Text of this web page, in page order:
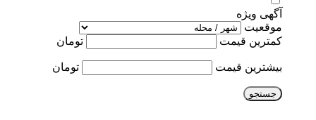
آگهی ویژه
موقعیت
کمترین قیمت
تومان
بیشترین قیمت تومان
جستجو